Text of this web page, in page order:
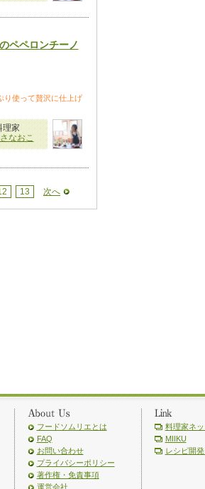
ペペロンチーノ
り使って贅沢に仕上げ
理家
なおこ
13 次へ
フードソムリエとは
FAQ
お問い合わせ
プライバシーポリシー
著作権・免責事項
運営会社
料理家ネッ
MIIKU
レシピ開